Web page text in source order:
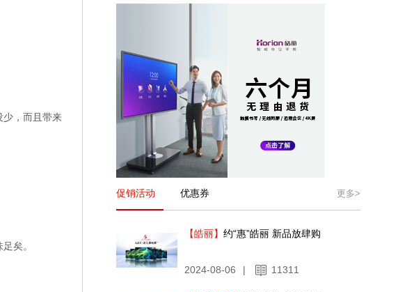
少，而且带来
矣。
促销活动 优惠券 更多>
【皓丽】约“惠”皓丽 新品放肆购
2024-08-06 | 11311